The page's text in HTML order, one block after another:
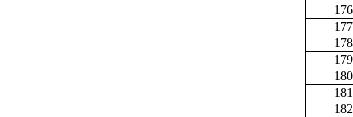
176
177
178
179
180
181
182